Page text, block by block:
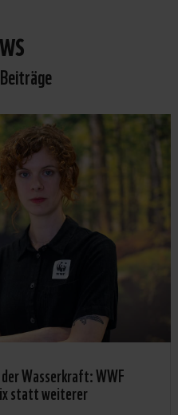
Wasserkraft: WWF
statt weiterer